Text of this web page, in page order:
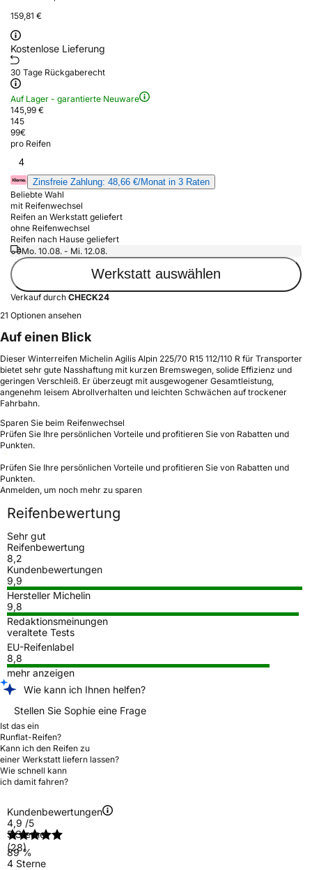
159,81 €
Kostenlose Lieferung
30 Tage Rückgaberecht
Auf Lager - garantierte Neuware
145,99 €
145
99€
pro Reifen
4
Zinsfreie Zahlung: 48,66 €/Monat in 3 Raten
Beliebte Wahl
mit Reifenwechsel
Reifen an Werkstatt geliefert
ohne Reifenwechsel
Reifen nach Hause geliefert
Mo. 10.08. - Mi. 12.08.
Werkstatt auswählen
Verkauf durch CHECK24
21 Optionen ansehen
Auf einen Blick
Dieser Winterreifen Michelin Agilis Alpin 225/70 R15 112/110 R für Transporter
bietet sehr gute Nasshaftung mit kurzen Bremswegen, solide Effizienz und
geringen Verschleiß. Er überzeugt mit ausgewogener Gesamtleistung,
angenehm leisem Abrollverhalten und leichten Schwächen auf trockener
Fahrbahn.
Sparen Sie beim Reifenwechsel
Prüfen Sie Ihre persönlichen Vorteile und profitieren Sie von Rabatten und
Punkten.
Prüfen Sie Ihre persönlichen Vorteile und profitieren Sie von Rabatten und
Punkten.
Anmelden, um noch mehr zu sparen
Reifenbewertung
Sehr gut
Reifenbewertung
8,2
Kundenbewertungen
9,9
Hersteller Michelin
9,8
Redaktionsmeinungen
veraltete Tests
EU-Reifenlabel
8,8
mehr anzeigen
Wie kann ich Ihnen helfen?
Stellen Sie Sophie eine Frage
Ist das ein
Runflat-Reifen?
Kann ich den Reifen zu
einer Werkstatt liefern lassen?
Wie schnell kann
ich damit fahren?
Kundenbewertungen
4,9 /5
(28)
5 Sterne
89 %
4 Sterne